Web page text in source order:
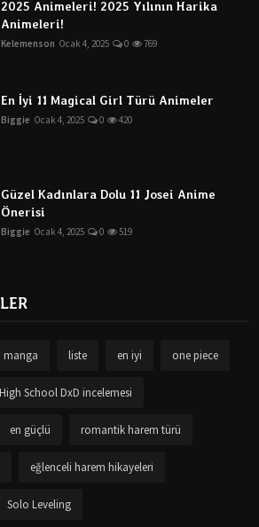
2025 Animeleri! 2025 Yılının Harika
Animeleri!
Kelemenson Ocak 4, 2025 0 769
En İyi 11 Magical Girl Türü Animeler
Biggie Ocak 4, 2025 0 420
Güzel Kadınlara Dolu 11 Josei Anime
Önerisi
Biggie Ocak 4, 2025 0 519
manga liste en iyi one piece
High School DxD incelemesi
en güçlü romantik harem türü
eğlenceli harem hikayeleri
Solo Leveling